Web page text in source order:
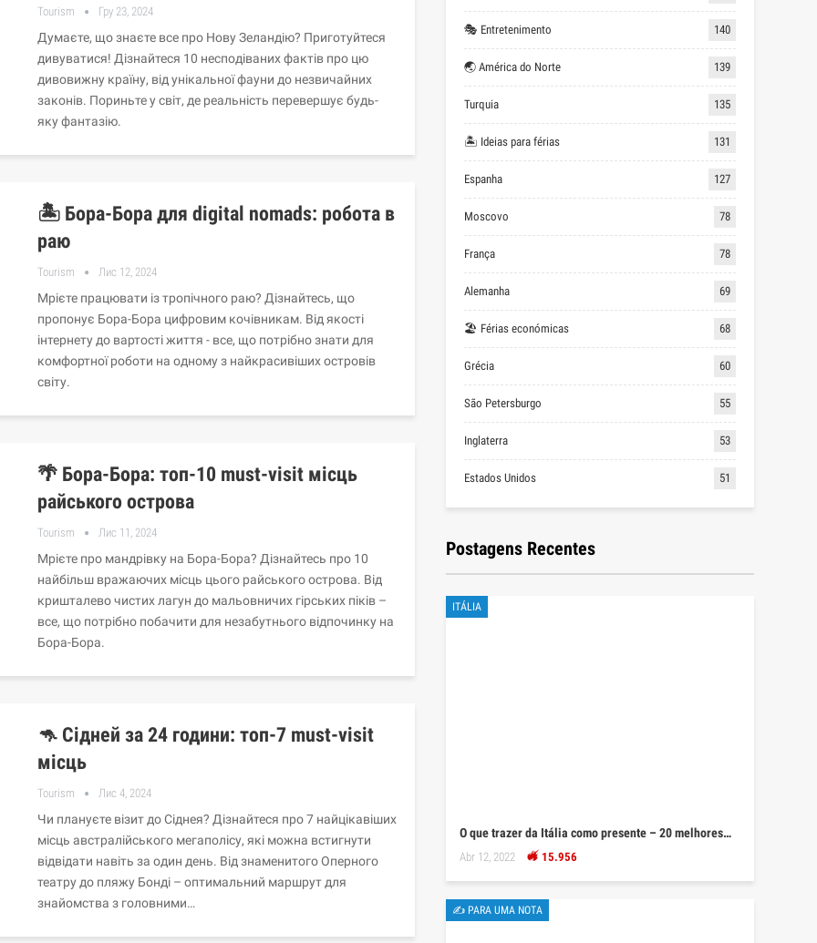
Tourism Гру 23, 2024
Думаєте, що знаєте все про Нову Зеландію? Приготуйтеся
дивуватися! Дізнайтеся 10 несподіваних фактів про цю
дивовижну країну, від унікальної фауни до незвичайних
законів. Пориньте у світ, де реальність перевершує будь-
яку фантазію.
🏝️ Бора-Бора для digital nomads: робота в
раю
Tourism Лис 12, 2024
Мрієте працювати із тропічного раю? Дізнайтесь, що
пропонує Бора-Бора цифровим кочівникам. Від якості
інтернету до вартості життя - все, що потрібно знати для
комфортної роботи на одному з найкрасивіших островів
світу.
🌴 Бора-Бора: топ-10 must-visit місць
райського острова
Tourism Лис 11, 2024
Мрієте про мандрівку на Бора-Бора? Дізнайтесь про 10
найбільш вражаючих місць цього райського острова. Від
кришталево чистих лагун до мальовничих гірських піків –
все, що потрібно побачити для незабутнього відпочинку на
Бора-Бора.
🦘 Сідней за 24 години: топ-7 must-visit
місць
Tourism Лис 4, 2024
Чи плануєте візит до Сіднея? Дізнайтеся про 7 найцікавіших
місць австралійського мегаполісу, які можна встигнути
відвідати навіть за один день. Від знаменитого Оперного
театру до пляжу Бонді – оптимальний маршрут для
знайомства з головними…
🎭 Entretenimento 140
🌏 América do Norte 139
Turquia 135
🏝 Ideias para férias 131
Espanha 127
Moscovo 78
França 78
Alemanha 69
🏖 Férias económicas 68
Grécia 60
São Petersburgo 55
Inglaterra 53
Estados Unidos 51
Postagens Recentes
ITÁLIA
O que trazer da Itália como presente – 20 melhores…
Abr 12, 2022 15.956
✍ PARA UMA NOTA